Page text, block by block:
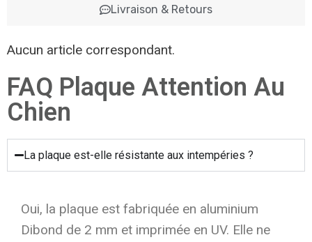
Livraison & Retours
Aucun article correspondant.
FAQ Plaque Attention Au
Chien
La plaque est-elle résistante aux intempéries ?
Oui, la plaque est fabriquée en aluminium
Dibond de 2 mm et imprimée en UV. Elle ne